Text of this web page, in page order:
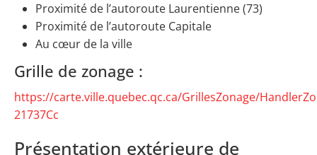
Proximité de l’autoroute Laurentienne (73)
Proximité de l’autoroute Capitale
Au cœur de la ville
Grille de zonage :
https://carte.ville.quebec.qc.ca/GrillesZonage/
21737Cc
Présentation extérieure de